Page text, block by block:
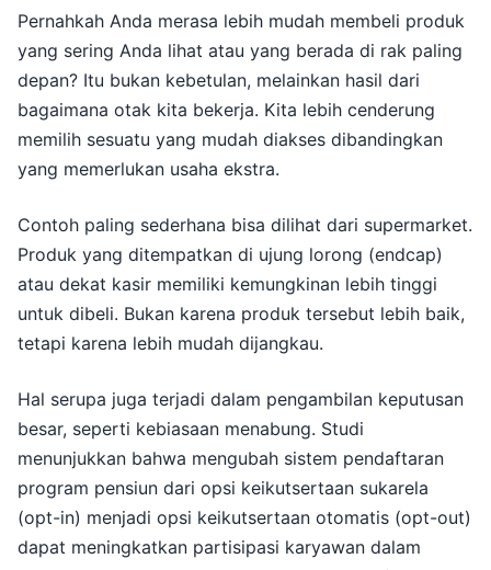
Pernahkah Anda merasa lebih mudah membeli produk
yang sering Anda lihat atau yang berada di rak paling
depan? Itu bukan kebetulan, melainkan hasil dari
bagaimana otak kita bekerja. Kita lebih cenderung
memilih sesuatu yang mudah diakses dibandingkan
yang memerlukan usaha ekstra.
Contoh paling sederhana bisa dilihat dari supermarket.
Produk yang ditempatkan di ujung lorong (endcap)
atau dekat kasir memiliki kemungkinan lebih tinggi
untuk dibeli. Bukan karena produk tersebut lebih baik,
tetapi karena lebih mudah dijangkau.
Hal serupa juga terjadi dalam pengambilan keputusan
besar, seperti kebiasaan menabung. Studi
menunjukkan bahwa mengubah sistem pendaftaran
program pensiun dari opsi keikutsertaan sukarela
(opt-in) menjadi opsi keikutsertaan otomatis (opt-out)
dapat meningkatkan partisipasi karyawan dalam